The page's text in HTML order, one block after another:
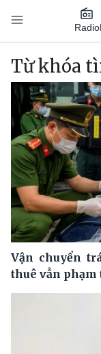
Nhảy đến nội dung
Radio
Main
Từ khóa
Vận chuyển
thuê vẫn phạm